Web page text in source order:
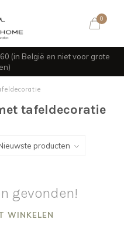
0
(in België en niet voor grote
tafeldecoratie
gevonden!
WINKELEN